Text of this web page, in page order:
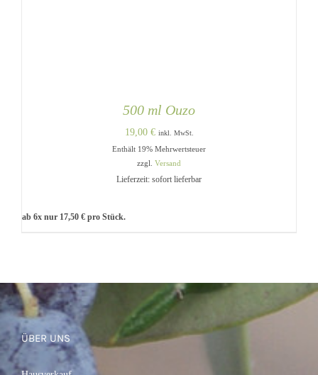
IN DEN WARENKORB
/
DETAILS
500 ml Ouzo
19,00 € inkl. MwSt.
Enthält 19% Mehrwertsteuer
zzgl. Versand
Lieferzeit: sofort lieferbar
ab 6x nur 17,50 € pro Stück.
ÜBER UNS